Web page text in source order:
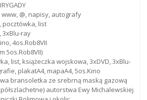
@, napisy, autografy
pocztówka, list
3xBlu-ray
4os.Rob8VII
5os.Rob8VII)
list, książeczka wojskowa, 3xDVD, 3xBlu-
plakatA4, mapaA4, 5os.Kino
bransoletka ze srebrną maską gazową
autorstwa Ewy Michalewskiej